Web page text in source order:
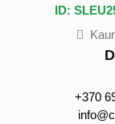
ID:
+370